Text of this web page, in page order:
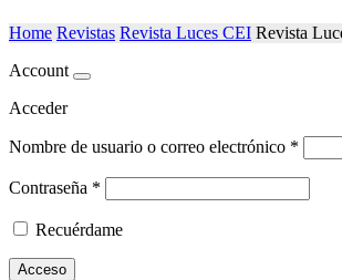
Home Revistas Revista Luces CEI Revista
Account
Acceder
Nombre de usuario o correo electrónico *
Contraseña *
Recuérdame
Acceso